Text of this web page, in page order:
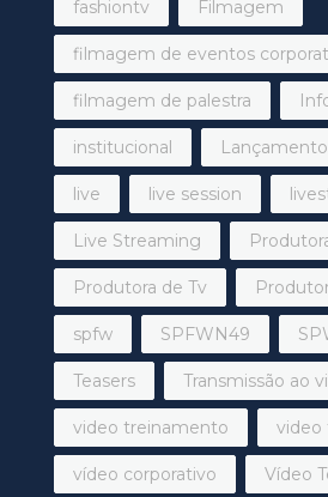
fashiontv Filmagem
filmagem de eventos
filmagem de palestra
institucional
live live session
Live Streaming
Produtora de Tv
spfw SPFWN49
Teasers Transmissão ao
video treinamento video
vídeo corporativo Vídeo